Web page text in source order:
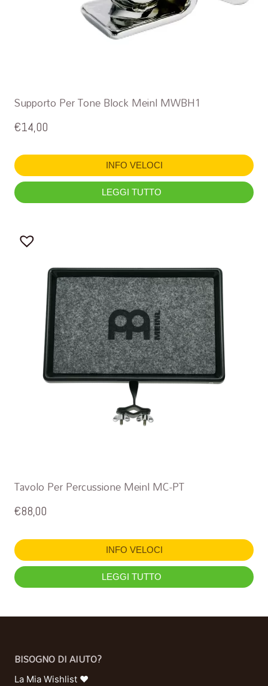
Supporto Per Tone Block Meinl MWBH1
€14,00
INFO VELOCI
LEGGI TUTTO
Tavolo Per Percussione Meinl MC-PT
€88,00
INFO VELOCI
LEGGI TUTTO
BISOGNO DI AIUTO?
La Mia Wishlist ❤